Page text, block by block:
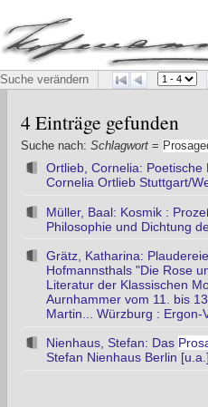
Suche verändern
4 Einträge gefunden
Suche nach: Schlagwort =
Ortlieb, Cornelia:
Cornelia Ortlieb Stuttgart/
Müller, Baal: Kosmik :
Philosophie und Dichtung
Grätz, Katharina:
Hofmannsthals "Die Rose
Literatur der Klassischen
Aurnhammer vom 11. bis
Martin... Würzburg : Ergon-
Nienhaus, Stefan: Das
Stefan Nienhaus Berlin